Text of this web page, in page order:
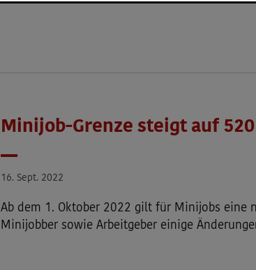
Minijob-Grenze steigt auf
Datum
16. Sept. 2022
Ab dem 1. Oktober 2022 gilt für Minijobs eine
Minijobber sowie Arbeitgeber einige